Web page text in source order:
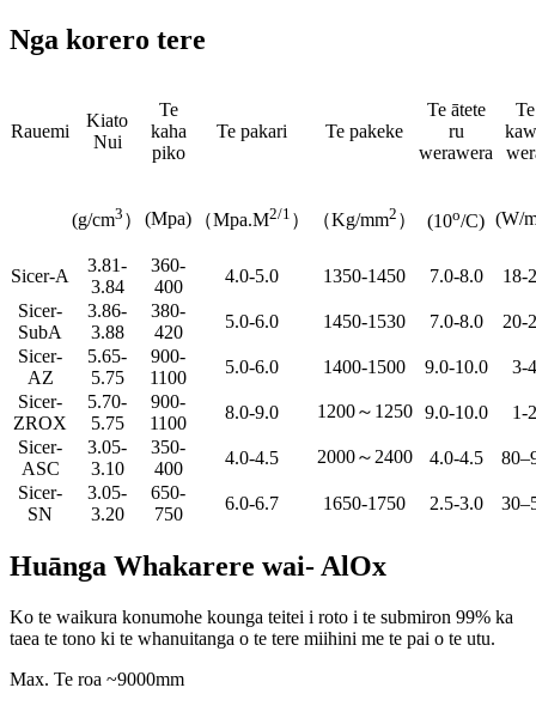
Nga korero tere
Rauemi
Kiato
Nui
Te
kaha
piko
Te pakari Te pakeke
Te ātete
ru
werawera
Te
(g/cm3 ） (Mpa) （Mpa.M2/1 ） （Kg/mm2 ） (10o/C) (W/
Sicer-A
3.81-
3.84
360-
400
4.0-5.0 1350-1450 7.0-8.0
18-
Sicer-
SubA
3.86-
3.88
380-
420
5.0-6.0 1450-1530 7.0-8.0
20-
Sicer-
AZ
5.65-
5.75
900-
1100
5.0-6.0 1400-1500 9.0-10.0
3-4
Sicer-
ZROX
5.70-
5.75
900-
1100
8.0-9.0 1200～1250 9.0-10.0
1-2
Sicer-
ASC
3.05-
3.10
350-
400
4.0-4.5 2000～2400 4.0-4.5
Sicer-
SN
3.05-
3.20
650-
750
6.0-6.7 1650-1750 2.5-3.0
Huānga Whakarere wai- AlOx
Ko te waikura konumohe kounga teitei i roto i te submiron 99% ka
taea te tono ki te whanuitanga o te tere miihini me te pai o te utu.
Max. Te roa ~9000mm